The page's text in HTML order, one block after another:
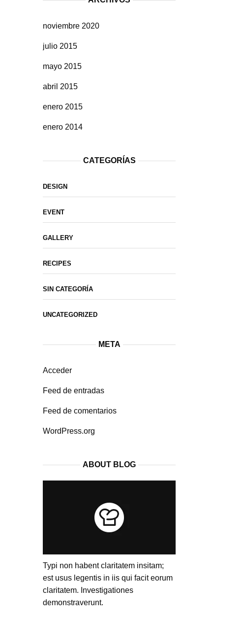
noviembre 2020
julio 2015
mayo 2015
abril 2015
enero 2015
enero 2014
CATEGORÍAS
DESIGN
EVENT
GALLERY
RECIPES
SIN CATEGORÍA
UNCATEGORIZED
META
Acceder
Feed de entradas
Feed de comentarios
WordPress.org
ABOUT BLOG
Typi non habent claritatem insitam;
est usus legentis in iis qui facit eorum
claritatem. Investigationes
demonstraverunt.